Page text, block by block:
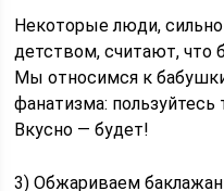
Некоторые люди,
детством, считают, что
Мы относимся к
фанатизма:
Вкусно — будет!
3) Обжариваем